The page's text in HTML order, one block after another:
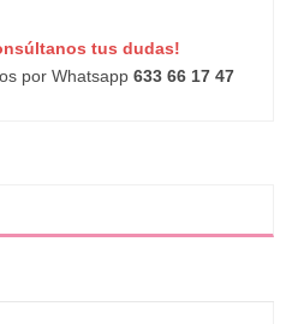
tus dudas!
por Whatsapp633 66 17 47